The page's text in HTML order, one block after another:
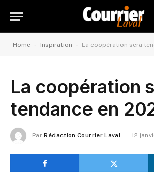
Home - Inspiration - La coopération sera
La coopération
tendance en
Par Rédaction Courrier Laval 12